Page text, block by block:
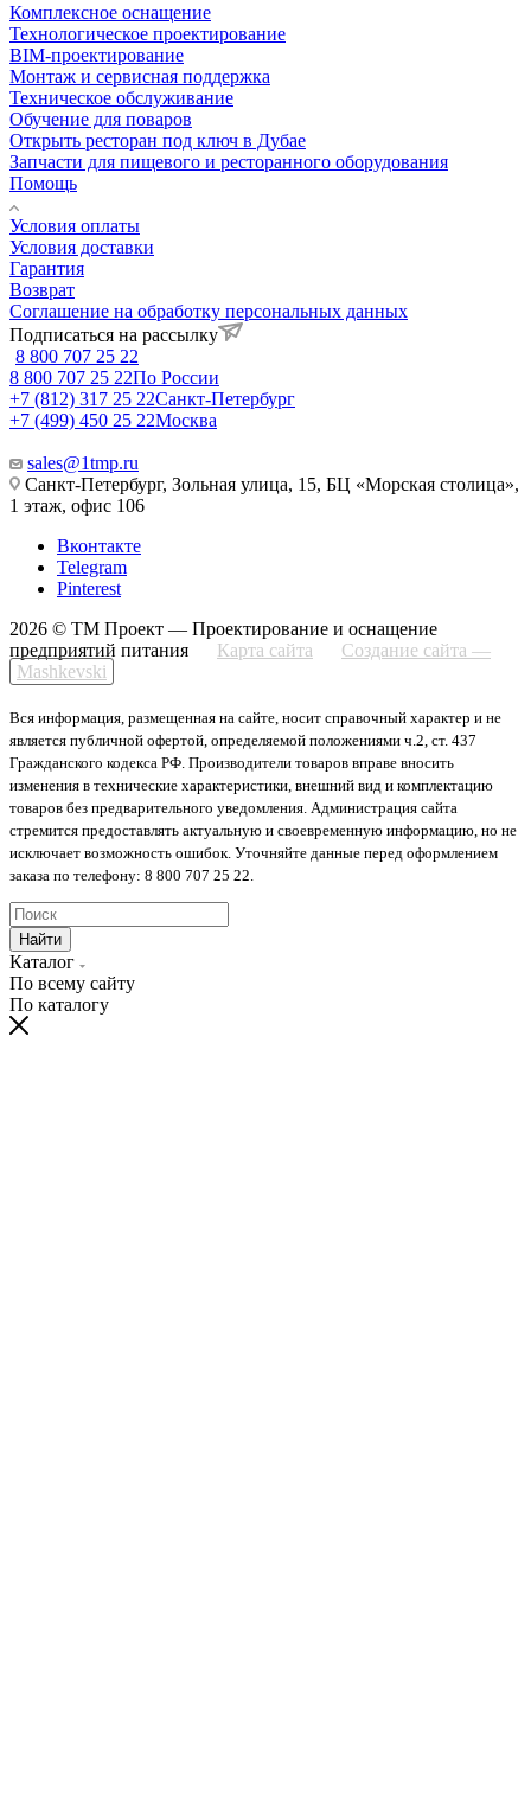
Комплексное оснащение
Технологическое проектирование
BIM-проектирование
Монтаж и сервисная поддержка
Техническое обслуживание
Обучение для поваров
Открыть ресторан под ключ в Дубае
Запчасти для пищевого и ресторанного оборудования
Помощь
Условия оплаты
Условия доставки
Гарантия
Возврат
Соглашение на обработку персональных данных
Подписаться на рассылку
8 800 707 25 22
8 800 707 25 22По России
+7 (812) 317 25 22Санкт-Петербург
+7 (499) 450 25 22Москва
sales@1tmp.ru
Санкт-Петербург, Зольная улица, 15, БЦ «Морская столица»,
1 этаж, офис 106
Вконтакте
Telegram
Pinterest
2026 © ТМ Проект — Проектирование и оснащение
предприятий питания
Карта сайта
Создание сайта —
Mashkevski
Вся информация, размещенная на сайте, носит справочный характер и не
является публичной офертой, определяемой положениями ч.2, ст. 437
Гражданского кодекса РФ. Производители товаров вправе вносить
изменения в технические характеристики, внешний вид и комплектацию
товаров без предварительного уведомления. Администрация сайта
стремится предоставлять актуальную и своевременную информацию, но не
исключает возможность ошибок. Уточняйте данные перед оформлением
заказа по телефону: 8 800 707 25 22.
Найти
Каталог
По всему сайту
По каталогу